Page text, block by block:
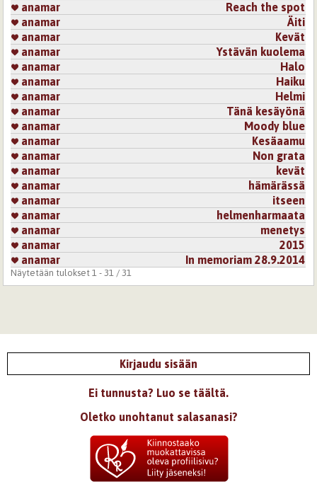
anamar
Reach the spot
anamar
Äiti
anamar
Kevät
anamar
Ystävän kuolema
anamar
Halo
anamar
Haiku
anamar
Helmi
anamar
Tänä kesäyönä
anamar
Moody blue
anamar
Kesäaamu
anamar
Non grata
anamar
kevät
anamar
hämärässä
anamar
itseen
anamar
helmenharmaata
anamar
menetys
anamar
2015
anamar
In memoriam 28.9.2014
Näytetään tulokset 1 - 31 / 31
Kirjaudu sisään
Ei tunnusta? Luo se täältä.
Oletko unohtanut salasanasi?